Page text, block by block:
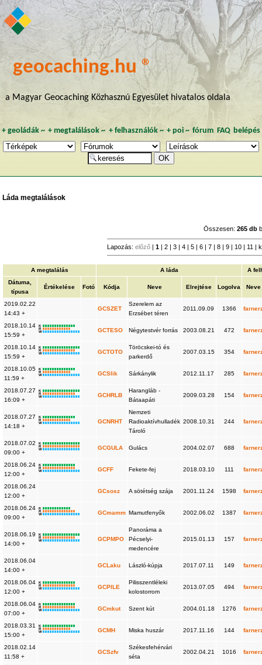
geocaching.hu ®
a Magyar Geocaching Közhasznú Egyesület hivatalos oldala
+ geoládák~ +megtalálások ~ + felhasználók~ + poi~ fórum FAQ belépés
Láda megtalálások
Összesen:265 db
Lapozás:előző |1 2 3 4 5 6 7 8 9 10 11
A megtalálás A láda
A
Dátuma,
típusa
Értékelése Fotó Kódja Neve Elrejtése Logolva Neve
2019.02.22
14:43 +
GCSZET
Szerelem az
Erzsébet téren
2011.09.09 1366
2018.10.14
15:59 +
K
R
W
GCTESO Négytestvér forrás 2003.08.21 472
2018.10.14
15:59 +
K
R
W
GCTOTO
Töröcskei-tó és
parkerdő
2007.03.15 354
2018.10.05
11:59 +
K
R
W
GCSlik Sárkánylik 2012.11.17 285
2018.07.27
16:09 +
K
R
W
GCHRLB
Harangláb -
Bátaapáti
2009.03.28 154
2018.07.27
14:18 +
K
R
W
GCNRHT
Nemzeti
Radioaktívhulladék
Tároló
2008.10.31 244
2018.07.02
09:00 +
K
R
W
GCGULA Gulács 2004.02.07 688
2018.06.24
12:00 +
K
R
W
GCFF Fekete-fej 2018.03.10 111
2018.06.24
12:00 +
GCsosz A sötétség szája 2001.11.24 1598
2018.06.24
09:00 +
K
R
W
GCmamm Mamutfenyők 2002.06.02 1387
2018.06.19
14:00 +
K
R
W
GCPMPO
Panoráma a
Pécselyi-
medencére
2015.01.13 157
2018.06.04
14:00 +
GCLaku László-kúpja 2017.07.11 149
2018.06.04
12:00 +
K
R
W
GCPILE
Pilisszentléleki
kolostorrom
2013.07.05 494
2018.06.04
07:00 +
K
R
W
GCmkut Szent kút 2004.01.18 1276
2018.03.31
15:00 +
K
R
W
GCMH Miska huszár 2017.11.16 144
2018.02.14
11:58 +
GCSzfv
Székesfehérvári
séta
2002.04.21 1016